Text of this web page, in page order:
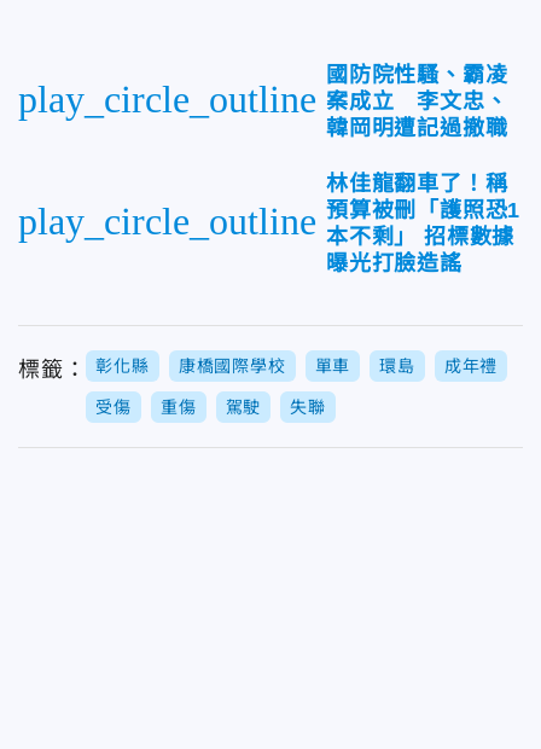
play_circle_outline
國防院性騷、霸凌
案成立 李文忠、
韓岡明遭記過撤職
play_circle_outline
林佳龍翻車了！稱
預算被刪「護照恐1
本不剩」 招標數據
曝光打臉造謠
標籤： 彰化縣 康橋國際學校 單車 環島 成年禮
受傷 重傷 駕駛 失聯